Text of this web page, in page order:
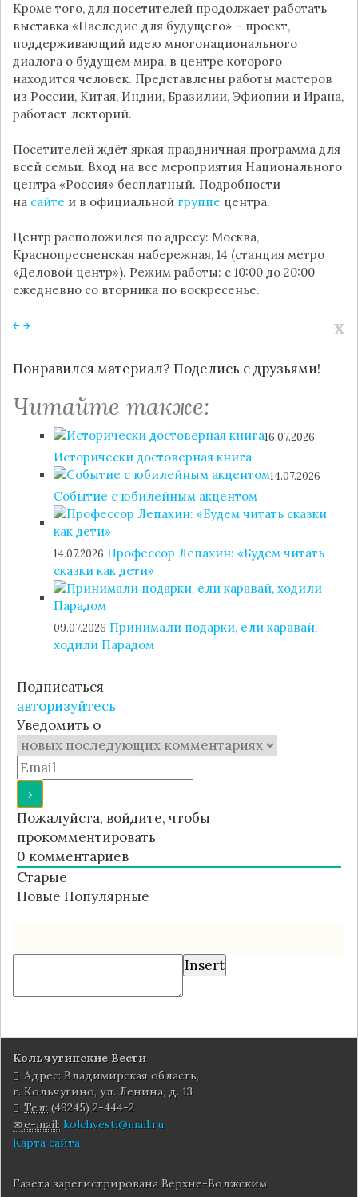
Кроме того, для посетителей продолжает работать
выставка «Наследие для будущего» – проект,
поддерживающий идею многонационального
диалога о будущем мира, в центре которого
находится человек. Представлены работы мастеров
из России, Китая, Индии, Бразилии, Эфиопии и Ирана,
работает лекторий.
Посетителей ждёт яркая праздничная программа для
всей семьи. Вход на все мероприятия Национального
центра «Россия» бесплатный. Подробности
на сайте и в официальной группе центра.
Центр расположился по адресу: Москва,
Краснопресненская набережная, 14 (станция метро
«Деловой центр»). Режим работы: с 10:00 до 20:00
ежедневно со вторника по воскресенье.
￩￫ x
Понравился материал? Поделись с друзьями!
Читайте также:
16.07.2026
Исторически достоверная книга
14.07.2026
Событие с юбилейным акцентом
14.07.2026 Профессор Лепахин: «Будем читать
сказки как дети»
09.07.2026 Принимали подарки, ели каравай,
ходили Парадом
Подписаться
авторизуйтесь
Уведомить о
Пожалуйста, войдите, чтобы
прокомментировать
0 комментариев
Старые
Новые Популярные
Insert
Кольчугинские Вести
Адрес: Владимирская область,
г. Кольчугино, ул. Ленина, д. 13
Тел: (49245) 2-444-2
e-mail: kolchvesti@mail.ru
Карта сайта
Газета зарегистрирована Верхне-Волжским